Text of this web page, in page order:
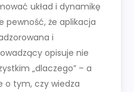
układ i dynamikę
pewność, że aplikacja
i
opisuje nie
„dlaczego” – a
o tym, czy wiedza